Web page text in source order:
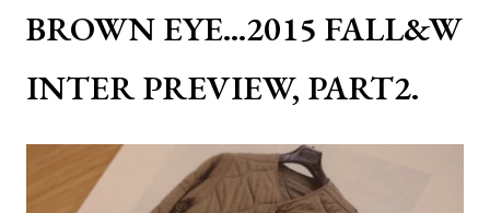
BROWN EYE…2015 FALL&W
INTER PREVIEW, PART2.